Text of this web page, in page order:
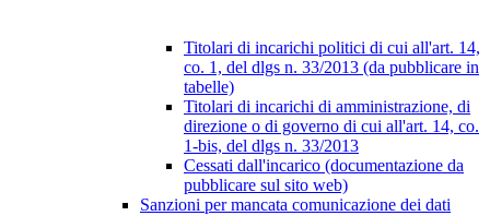
Titolari di incarichi politici di cui all'art. 14,
co. 1, del dlgs n. 33/2013 (da pubblicare in
tabelle)
Titolari di incarichi di amministrazione, di
direzione o di governo di cui all'art. 14, co.
1-bis, del dlgs n. 33/2013
Cessati dall'incarico (documentazione da
pubblicare sul sito web)
Sanzioni per mancata comunicazione dei dati